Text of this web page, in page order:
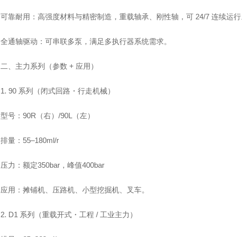
可靠耐用：高强度材料与精密制造，重载轴承、刚性轴，可 24/7 连续运
全通轴驱动：可串联多泵，满足多执行器系统需求。
二、主力系列（参数 + 应用）
1. 90 系列（闭式回路・行走机械）
型号：90R（右）/90L（左）
排量：55–180ml/r
压力：额定350bar，峰值400bar
应用：摊铺机、压路机、小型挖掘机、叉车。
2. D1 系列（重载开式・工程 / 工业主力）